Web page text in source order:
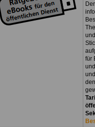
für